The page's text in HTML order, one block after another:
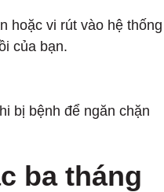
hoặc vi rút vào hệ thống
của bạn.
bị bệnh để ngăn chặn
ba tháng